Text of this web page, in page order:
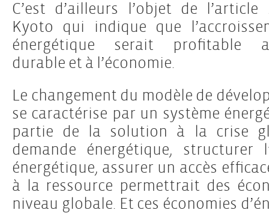
C’est d’ailleurs l’objet de
Kyoto qui indique que
énergétique serait profitable
durable et à l’économie.
Le changement du modèle de
se caractérise par un système
partie de la solution à la crise
demande énergétique, structurer
énergétique, assurer un accès
à la ressource permettrait des
niveau globale. Et ces économies